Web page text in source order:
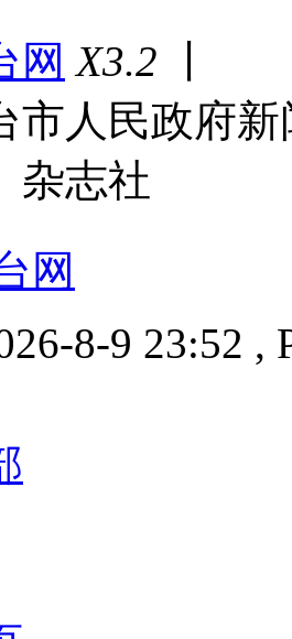
网 X3.2
市人民政府
杂志社
网
8-9 23:52 ,